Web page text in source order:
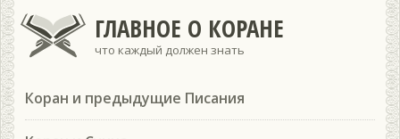
ГЛАВНОЕ О КОРАНЕ
что каждый должен знать
Коран и предыдущие Писания